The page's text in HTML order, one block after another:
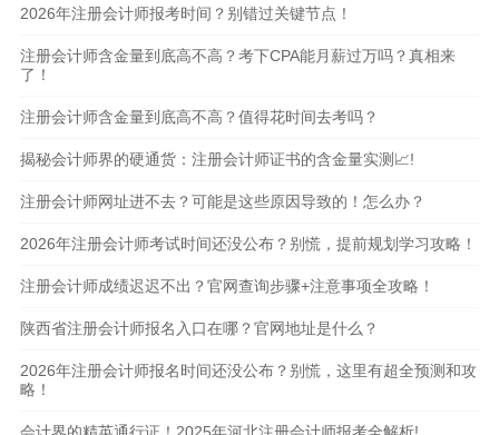
2026年注册会计师报考时间？别错过关键节点！
注册会计师含金量到底高不高？考下CPA能月薪过万吗？真相来
了！
注册会计师含金量到底高不高？值得花时间去考吗？
揭秘会计师界的硬通货：注册会计师证书的含金量实测📈!
注册会计师网址进不去？可能是这些原因导致的！怎么办？
2026年注册会计师考试时间还没公布？别慌，提前规划学习攻略！
注册会计师成绩迟迟不出？官网查询步骤+注意事项全攻略！
陕西省注册会计师报名入口在哪？官网地址是什么？
2026年注册会计师报名时间还没公布？别慌，这里有超全预测和攻
略！